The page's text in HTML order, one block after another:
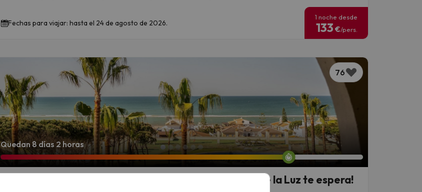
Fechas para viajar: hasta el 24 de agosto de 2026.
1 noche desde
133 €/pers.
76
Quedan 8 días 2 horas
Tu hotel 4* en Matalascañas frente al mar: ¡la Costa de la Luz te espera!